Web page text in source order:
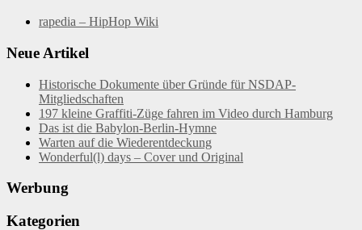
rapedia – HipHop Wiki
Neue Artikel
Historische Dokumente über Gründe für NSDAP-
Mitgliedschaften
197 kleine Graffiti-Züge fahren im Video durch Hamburg
Das ist die Babylon-Berlin-Hymne
Warten auf die Wiederentdeckung
Wonderful(l) days – Cover und Original
Werbung
Kategorien